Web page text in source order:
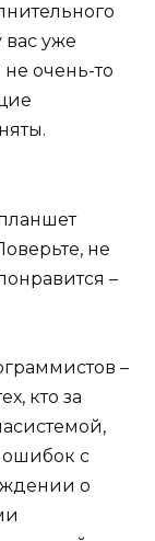
вас уже
очень-то
не
–
–
кто за
ошибок с
о